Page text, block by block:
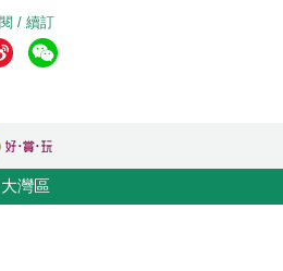
/ 續訂
大灣區